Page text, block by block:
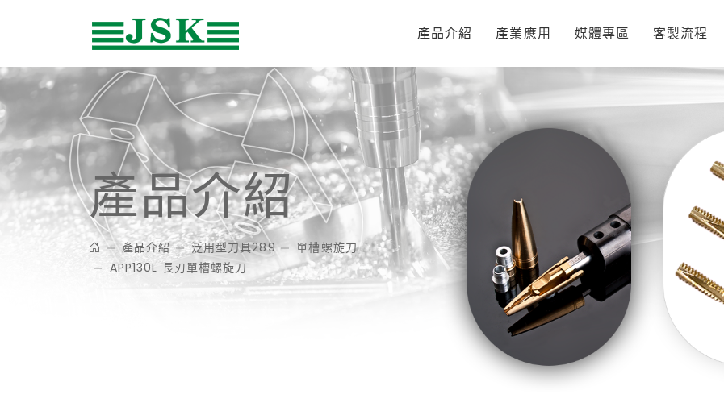
產品介紹 產業應用 媒體專區 客製流程
產品介紹
產品介紹 泛用型刀具289
單槽螺旋刀
APP130L 長刃單槽螺旋刀